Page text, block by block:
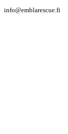
info@emblarescue.fi